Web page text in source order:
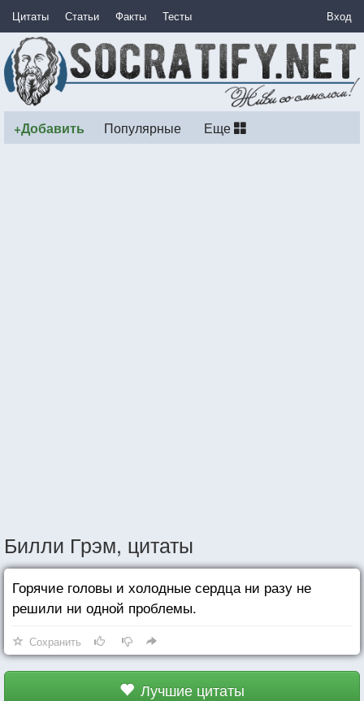
Цитаты Статьи Факты Тесты Вход
+Добавить Популярные Еще
Билли Грэм, цитаты
Горячие головы и холодные сердца ни разу не
решили ни одной проблемы.
Сохранить
Лучшие цитаты